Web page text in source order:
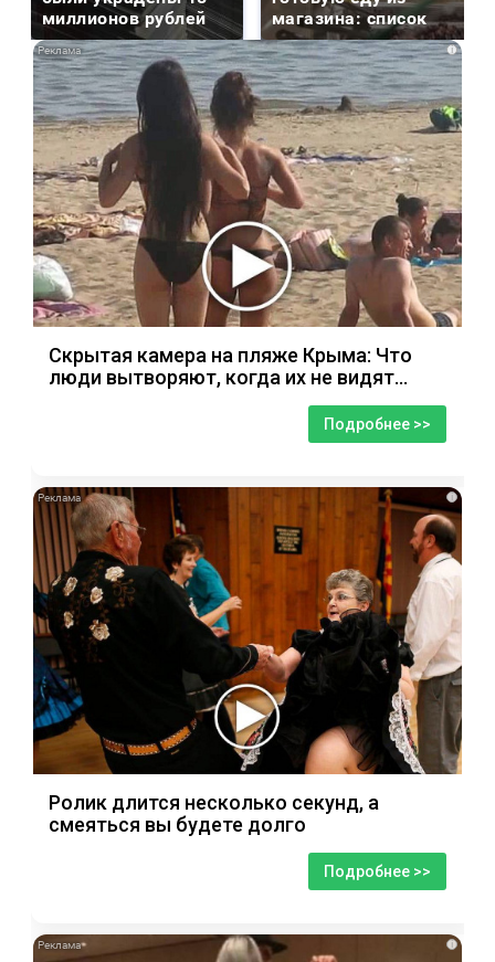
миллионов рублей
магазина: список
i
Скрытая камера на пляже Крыма: Что
люди вытворяют, когда их не видят...
Подробнее >>
i
Ролик длится несколько секунд, а
смеяться вы будете долго
Подробнее >>
i